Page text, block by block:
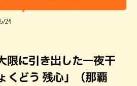
24
限に引き出した一夜干
くどう 残心」（那覇